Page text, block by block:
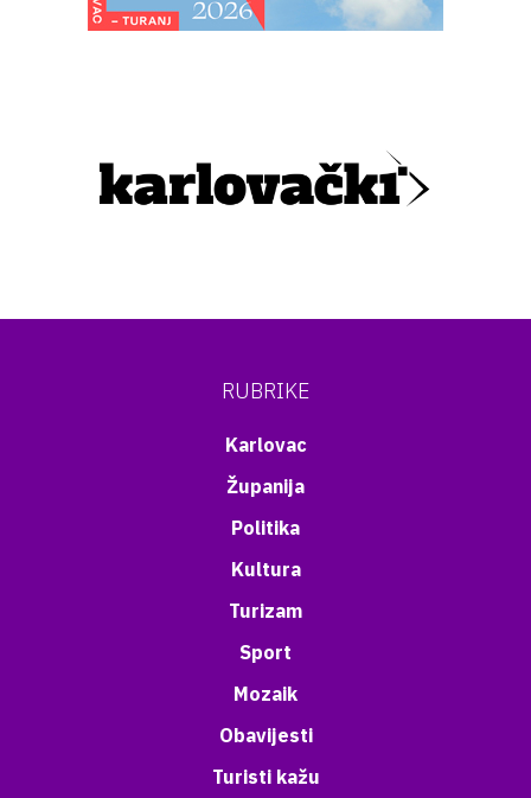
RUBRIKE
Karlovac
Županija
Politika
Kultura
Turizam
Sport
Mozaik
Obavijesti
Turisti kažu